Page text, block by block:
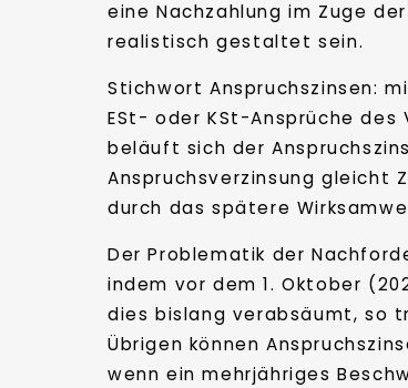
eine Nachzahlung im Zuge
realistisch gestaltet sein.
Stichwort Anspruchszinsen:
ESt- oder KSt-Ansprüche des
beläuft sich der
Anspruchsverzinsung gleicht
durch das spätere
Der Problematik der
indem vor dem 1. Oktober
dies bislang verabsäumt, so
Übrigen können
wenn ein mehrjähriges